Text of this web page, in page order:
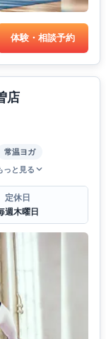
体験・相談予約
店
常温ヨガ
っと見る
定休日
週木曜日